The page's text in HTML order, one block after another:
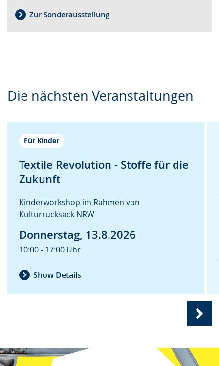
the Zur Sonderausstellung
Die nächsten Veranstaltungen
Für Kinder
Textile Revolution - Stoffe für die
Zukunft
Kinderworkshop im Rahmen von
Kulturrucksack NRW
Donnerstag, 13.8.2026
10:00 - 17:00 Uhr
Show Details